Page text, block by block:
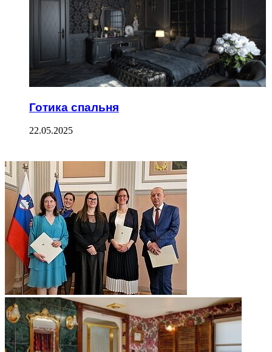
Готика спальня
22.05.2025